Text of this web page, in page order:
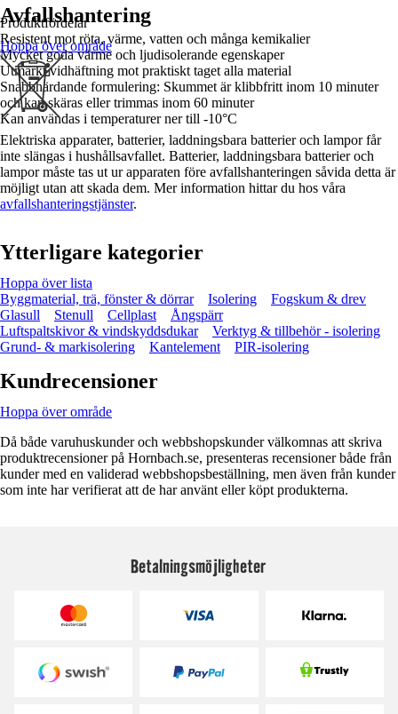
Produktfördelar
Resistent mot röta, värme, vatten och många kemikalier
Mycket goda värme och ljudisolerande egenskaper
Utmärkt vidhäftning mot praktiskt taget alla material
Snabbhärdande formulering: Skummet är klibbfritt inom 10 minuter
och kan skäras eller trimmas inom 60 minuter
Kan användas i temperaturer ner till -10°C
Avfallshantering
Hoppa över område
Elektriska apparater, batterier, laddningsbara batterier och lampor får
inte slängas i hushållsavfallet. Batterier, laddningsbara batterier och
lampor måste tas ut ur apparaten före avfallshanteringen såvida detta är
möjligt utan att skada dem. Mer information hittar du hos våra
avfallshanteringstjänster.
Ytterligare kategorier
Hoppa över lista
Byggmaterial, trä, fönster & dörrar
Isolering
Fogskum & drev
Glasull
Stenull Cellplast
Ångspärr
Luftspaltskivor & vindskyddsdukar
Verktyg & tillbehör - isolering
Grund- & markisolering
Kantelement PIR-isolering
Kundrecensioner
Hoppa över område
Då både varuhuskunder och webbshopskunder välkomnas att skriva
produktrecensioner på Hornbach.se, presenteras recensioner både från
kunder med en validerad webbshopsbeställning, men även från kunder
som inte har verifierat att de har använt eller köpt produkterna.
Betalningsmöjligheter